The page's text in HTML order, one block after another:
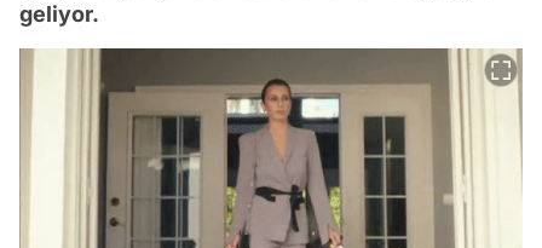
geliyor.